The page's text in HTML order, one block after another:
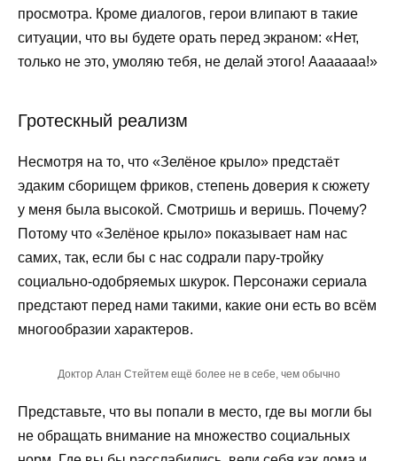
просмотра. Кроме диалогов, герои влипают в такие
ситуации, что вы будете орать перед экраном: «Нет,
только не это, умоляю тебя, не делай этого! Ааааааа!»
Гротескный реализм
Несмотря на то, что «Зелёное крыло» предстаёт
эдаким сборищем фриков, степень доверия к сюжету
у меня была высокой. Смотришь и веришь. Почему?
Потому что «Зелёное крыло» показывает нам нас
самих, так, если бы с нас содрали пару-тройку
социально-одобряемых шкурок. Персонажи сериала
предстают перед нами такими, какие они есть во всём
многообразии характеров.
Доктор Алан Стейтем ещё более не в себе, чем обычно
Представьте, что вы попали в место, где вы могли бы
не обращать внимание на множество социальных